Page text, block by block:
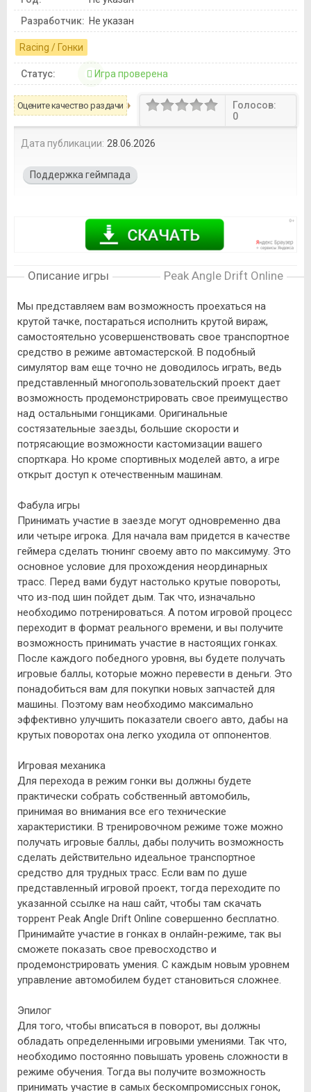
Разработчик: Не указан
Racing / Гонки
Статус: Игра проверена
Оцените качество раздачи
Голосов:
0
Дата публикации: 28.06.2026
Поддержка геймпада
Описание игры Peak Angle Drift Online
Мы представляем вам возможность проехаться на
крутой тачке, постараться исполнить крутой вираж,
самостоятельно усовершенствовать свое транспортное
средство в режиме автомастерской. В подобный
симулятор вам еще точно не доводилось играть, ведь
представленный многопользовательский проект дает
возможность продемонстрировать свое преимущество
над остальными гонщиками. Оригинальные
состязательные заезды, большие скорости и
потрясающие возможности кастомизации вашего
спорткара. Но кроме спортивных моделей авто, а игре
открыт доступ к отечественным машинам.
Фабула игры
Принимать участие в заезде могут одновременно два
или четыре игрока. Для начала вам придется в качестве
геймера сделать тюнинг своему авто по максимуму. Это
основное условие для прохождения неординарных
трасс. Перед вами будут настолько крутые повороты,
что из-под шин пойдет дым. Так что, изначально
необходимо потренироваться. А потом игровой процесс
переходит в формат реального времени, и вы получите
возможность принимать участие в настоящих гонках.
После каждого победного уровня, вы будете получать
игровые баллы, которые можно перевести в деньги. Это
понадобиться вам для покупки новых запчастей для
машины. Поэтому вам необходимо максимально
эффективно улучшить показатели своего авто, дабы на
крутых поворотах она легко уходила от оппонентов.
Игровая механика
Для перехода в режим гонки вы должны будете
практически собрать собственный автомобиль,
принимая во внимания все его технические
характеристики. В тренировочном режиме тоже можно
получать игровые баллы, дабы получить возможность
сделать действительно идеальное транспортное
средство для трудных трасс. Если вам по душе
представленный игровой проект, тогда переходите по
указанной ссылке на наш сайт, чтобы там скачать
торрент Peak Angle Drift Online совершенно бесплатно.
Принимайте участие в гонках в онлайн-режиме, так вы
сможете показать свое превосходство и
продемонстрировать умения. С каждым новым уровнем
управление автомобилем будет становиться сложнее.
Эпилог
Для того, чтобы вписаться в поворот, вы должны
обладать определенными игровыми умениями. Так что,
необходимо постоянно повышать уровень сложности в
режиме обучения. Тогда вы получите возможность
принимать участие в самых бескомпромиссных гонок,